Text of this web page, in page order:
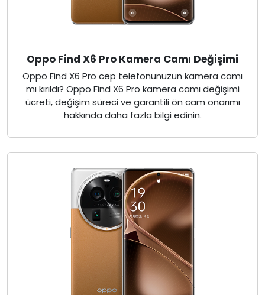
Oppo Find X6 Pro Kamera Camı Değişimi
Oppo Find X6 Pro cep telefonunuzun kamera camı
mı kırıldı? Oppo Find X6 Pro kamera camı değişimi
ücreti, değişim süreci ve garantili ön cam onarımı
hakkında daha fazla bilgi edinin.